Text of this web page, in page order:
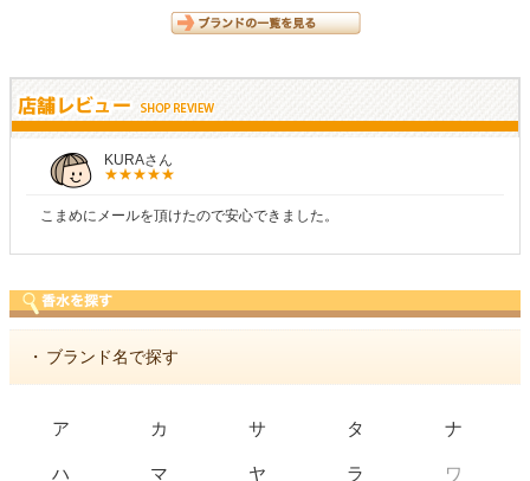
KURAさん
こまめにメールを頂けたので安心できました。
・ ブランド名で探す
ア カ サ タ ナ
ハ マ ヤ ラ ワ